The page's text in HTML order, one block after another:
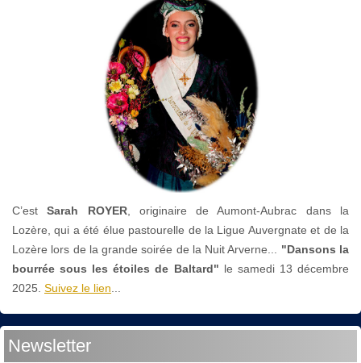
C’estSarah ROYER, originaire de Aumont-Aubrac dans la
Lozère, qui a été élue pastourelle de la Ligue Auvergnate et de la
Lozère lors de la grande soirée de la Nuit Arverne...
"Dansons la
bourrée sous les étoiles de Baltard" le samedi 13 décembre
2025. Suivez le lien
Newsletter